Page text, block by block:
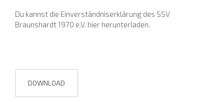
Du kannst die Einverständniserklärung des SSV
Braunshardt 1970 e.V. hier herunterladen.
DOWNLOAD